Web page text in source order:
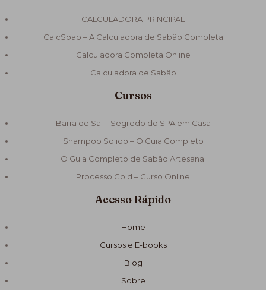
CALCULADORA PRINCIPAL
CalcSoap – A Calculadora de Sabão Completa
Calculadora Completa Online
Calculadora de Sabão
Cursos
Barra de Sal – Segredo do SPA em Casa
Shampoo Solido – O Guia Completo
O Guia Completo de Sabão Artesanal
Processo Cold – Curso Online
Acesso Rápido
Home
Cursos e E-books
Blog
Sobre